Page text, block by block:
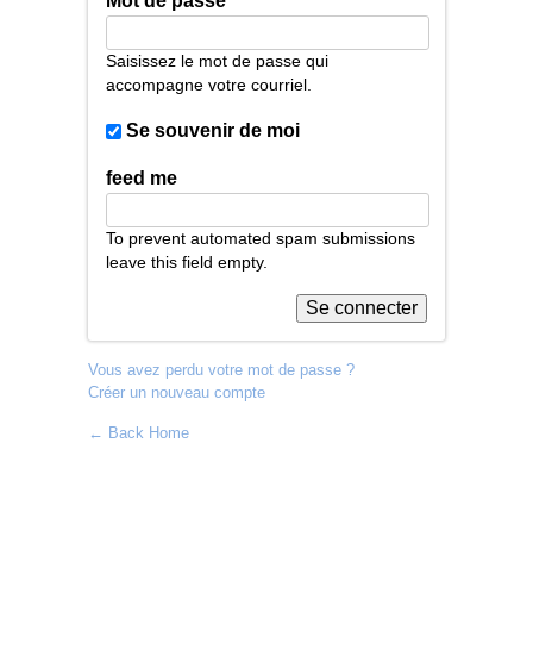
Saisissez le mot de passe qui
accompagne votre courriel.
Se souvenir de moi
feed me
To prevent automated spam submissions
leave this field empty.
Vous avez perdu votre mot de passe ?
Créer un nouveau compte
← Back Home